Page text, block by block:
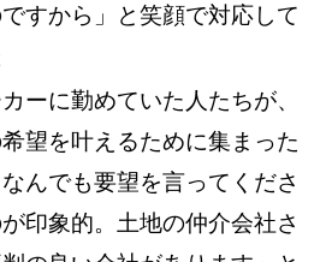
すから」と笑顔で対応して
ーに勤めていた人たちが、
望を叶えるために集まった
んでも要望を言ってくださ
印象的。土地の仲介会社さ